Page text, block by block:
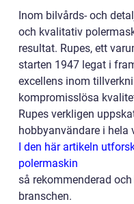
Inom bilvårds- och
och kvalitativ
resultat. Rupes, ett
starten 1947 legat i
excellens inom
kompromisslösa
Rupes verkligen
hobbyanvändare i hela
I den här artikeln
polermaskin
så rekommenderad
branschen.